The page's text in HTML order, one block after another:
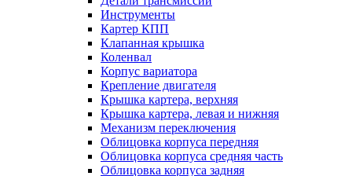
Инструменты
Картер КПП
Клапанная крышка
Коленвал
Корпус вариатора
Крепление двигателя
Крышка картера, верхняя
Крышка картера, левая и нижняя
Механизм переключения
Облицовка корпуса передняя
Облицовка корпуса средняя часть
Облицовка корпуса задняя